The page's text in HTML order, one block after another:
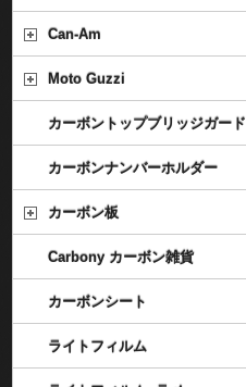
Can-Am
Moto Guzzi
カーボントップブリッジガード
カーボンナンバーホルダー
カーボン板
Carbony カーボン雑貨
カーボンシート
ライトフィルム